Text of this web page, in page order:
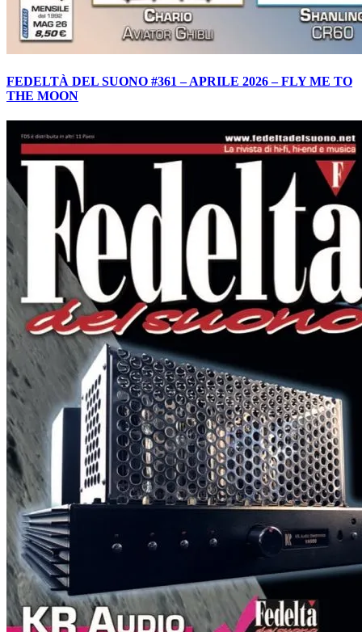
FEDELTÀ DEL SUONO #361 – APRILE 2026 – FLY ME TO
THE MOON